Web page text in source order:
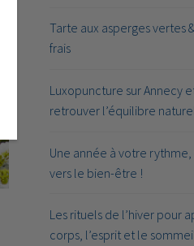
Tarte aux asperges vertes
frais
Luxopuncture sur Annecy
retrouver l’équilibre
Une année à votre
vers le bien-être !
Les rituels de l’hiver pour
corps, l’esprit et le